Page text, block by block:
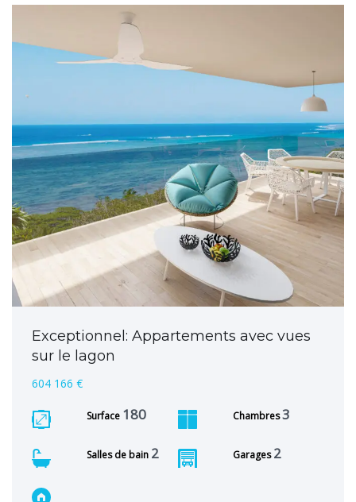
Exceptionnel: Appartements avec vues
sur le lagon
604 166 €
Surface 180 Chambres3
Salles de bain 2 Garages 2